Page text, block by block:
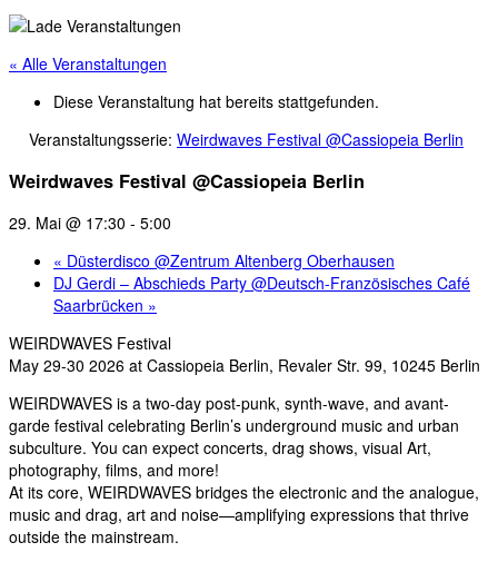
« Alle Veranstaltungen
Diese Veranstaltung hat bereits stattgefunden.
Veranstaltungsserie: Weirdwaves Festival @Cassiopeia Berlin
Weirdwaves Festival @Cassiopeia Berlin
29. Mai @ 17:30 - 5:00
« Düsterdisco @Zentrum Altenberg Oberhausen
DJ Gerdi – Abschieds Party @Deutsch-Französisches Café
Saarbrücken »
WEIRDWAVES Festival
May 29-30 2026 at Cassiopeia Berlin, Revaler Str. 99, 10245 Berlin
WEIRDWAVES is a two-day post-punk, synth-wave, and avant-
garde festival celebrating Berlin’s underground music and urban
subculture. You can expect concerts, drag shows, visual Art,
photography, films, and more!
At its core, WEIRDWAVES bridges the electronic and the analogue,
music and drag, art and noise—amplifying expressions that thrive
outside the mainstream.